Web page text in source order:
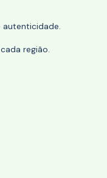
autenticidade.
região.